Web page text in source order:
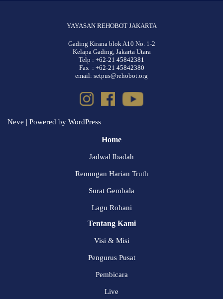
YAYASAN REHOBOT JAKARTA
Gading Kirana blok A10 No. 1-2
Kelapa Gading, Jakarta Utara
Telp : +62-21 45842381
Fax : +62-21 45842380
email: setpus@rehobot.org
Neve | Powered by WordPress
Home
Jadwal Ibadah
Renungan Harian Truth
Surat Gembala
Lagu Rohani
Tentang Kami
Visi & Misi
Pengurus Pusat
Pembicara
Live